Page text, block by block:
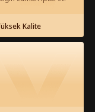
İzle
Kalite